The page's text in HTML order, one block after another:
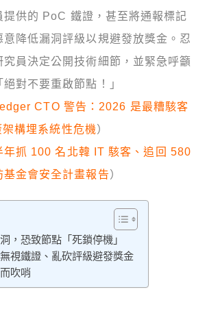
提供的 PoC 鐵證，甚至將通報標記
降低漏洞評級以規避發放獎金。忍
究員決定公開技術細節，並緊急呼籲
對不要重啟節點！」
CTO 警告：2026 是最糟駭客
構埋系統性危機）
年抓 100 名北韓 IT 駭客、追回 580
基金會安全計畫報告）
，恐致節點「死鎖停機」
視鐵證、亂砍評級避發獎金
吹哨